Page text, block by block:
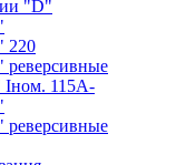
"D"
220
реверсивные
Iном. 115А-
реверсивные